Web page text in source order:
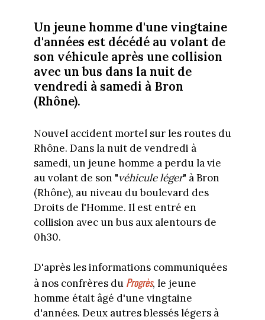
Un jeune homme d'une vingtaine
d'années est décédé au volant de
son véhicule après une collision
avec un bus dans la nuit de
vendredi à samedi à Bron
(Rhône).
Nouvel accident mortel sur les routes du
Rhône. Dans la nuit de vendredi à
samedi, un jeune homme a perdu la vie
au volant de son "véhicule léger" à Bron
(Rhône), au niveau du boulevard des
Droits de l'Homme. Il est entré en
collision avec un bus aux alentours de
0h30.
D'après les informations communiquées
à nos confrères du Progrès, le jeune
homme était âgé d'une vingtaine
d'années. Deux autres blessés légers à